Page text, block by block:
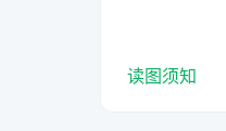
读图须知